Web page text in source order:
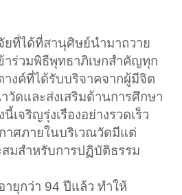
ที่ได้ที่สานุศิษย์นำมาถวาย
ร่วมพิธีพุทธาภิเษกสำคัญทุก
างค์ที่ได้รับบริจาคจากผู้มีจิต
ดและส่งเสริมด้านการศึกษา
เจริญรุ่งเรืองอย่างรวดเร็ว
าศภายในบริเวณวัดมีแต่
สมสำหรับการปฏิบัติธรรม
ายุกว่า 94 ปีแล้ว ทำให้